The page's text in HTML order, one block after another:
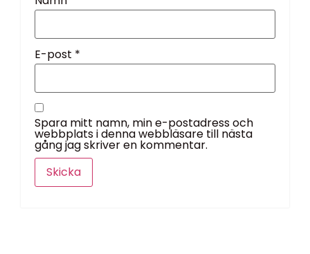
E-post *
Spara mitt namn, min e-postadress och
webbplats i denna webbläsare till nästa
gång jag skriver en kommentar.